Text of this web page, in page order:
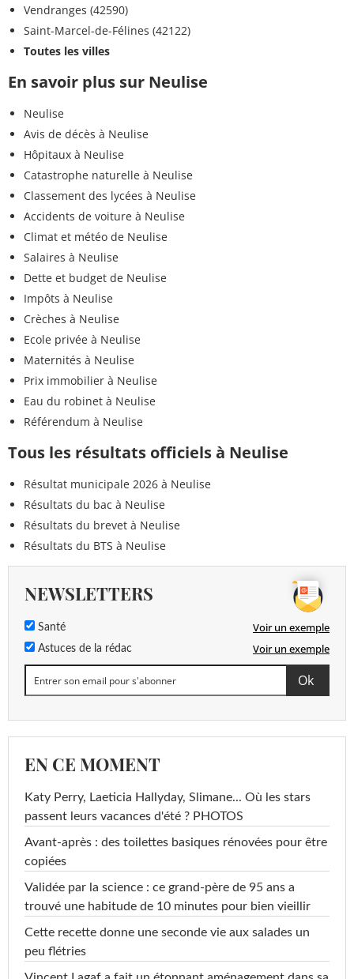
Vendranges (42590)
Saint-Marcel-de-Félines (42122)
Toutes les villes
En savoir plus sur Neulise
Neulise
Avis de décès à Neulise
Hôpitaux à Neulise
Catastrophe naturelle à Neulise
Classement des lycées à Neulise
Accidents de voiture à Neulise
Climat et météo de Neulise
Salaires à Neulise
Dette et budget de Neulise
Impôts à Neulise
Crèches à Neulise
Ecole privée à Neulise
Maternités à Neulise
Prix immobilier à Neulise
Eau du robinet à Neulise
Référendum à Neulise
Tous les résultats officiels à Neulise
Résultat municipale 2026 à Neulise
Résultats du bac à Neulise
Résultats du brevet à Neulise
Résultats du BTS à Neulise
NEWSLETTERS
Santé Voir un exemple
Astuces de la rédac Voir un exemple
EN CE MOMENT
Katy Perry, Laeticia Hallyday, Slimane... Où les stars
passent leurs vacances d'été ? PHOTOS
Avant-après : des toilettes basiques rénovées pour être
copiées
Validée par la science : ce grand-père de 95 ans a
trouvé une habitude de 10 minutes pour bien vieillir
Cette recette donne une seconde vie aux salades un
peu flétries